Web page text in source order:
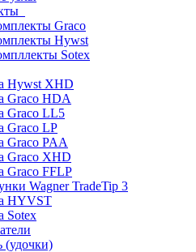
Graco
Hywst
Sotex
Hywst XHD
Graco HDA
Graco LL5
Graco LP
Graco PAA
Graco XHD
Graco FFLP
Wagner TradeTip 3
HYVST
Sotex
(удочки)